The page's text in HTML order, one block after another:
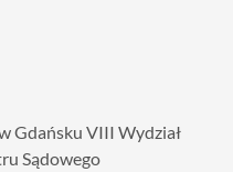
Gdańsku VIII Wydział
Sądowego